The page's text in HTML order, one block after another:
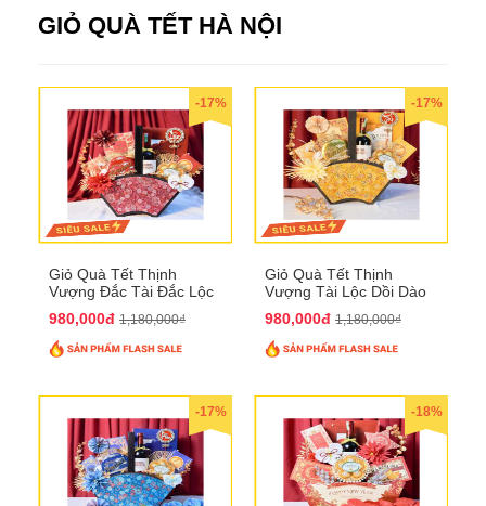
GIỎ QUÀ TẾT HÀ NỘI
-17%
Giỏ Quà Tết Thịnh
Vượng Đắc Tài Đắc Lộc
980,000đ 1,180,000₫
-17%
Giỏ Quà Tết Thịnh
Vượng Tài Lộc Dồi Dào
980,000đ 1,180,000₫
-17% -18%